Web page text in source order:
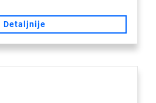
Detaljnije